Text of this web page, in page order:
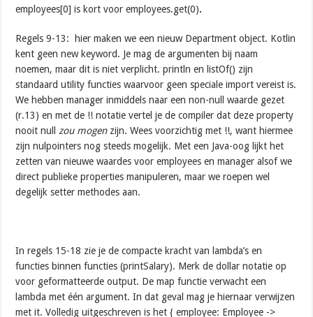
employees[0] is kort voor employees.get(0).
Regels 9-13: hier maken we een nieuw Department object. Kotlin
kent geen new keyword. Je mag de argumenten bij naam
noemen, maar dit is niet verplicht. println en listOf() zijn
standaard utility functies waarvoor geen speciale import vereist is.
We hebben manager inmiddels naar een non-null waarde gezet
(r.13) en met de !! notatie vertel je de compiler dat deze property
nooit null zou mogen zijn. Wees voorzichtig met !!, want hiermee
zijn nulpointers nog steeds mogelijk. Met een Java-oog lijkt het
zetten van nieuwe waardes voor employees en manager alsof we
direct publieke properties manipuleren, maar we roepen wel
degelijk setter methodes aan.
In regels 15-18 zie je de compacte kracht van lambda’s en
functies binnen functies (printSalary). Merk de dollar notatie op
voor geformatteerde output. De map functie verwacht een
lambda met één argument. In dat geval mag je hiernaar verwijzen
met it. Volledig uitgeschreven is het { employee: Employee ->